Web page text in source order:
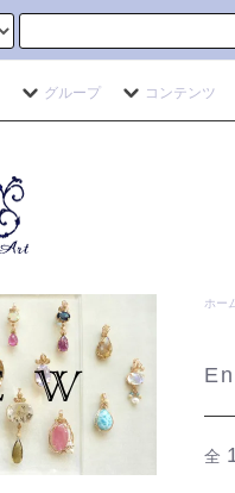
グループ コンテンツ
ホー
全